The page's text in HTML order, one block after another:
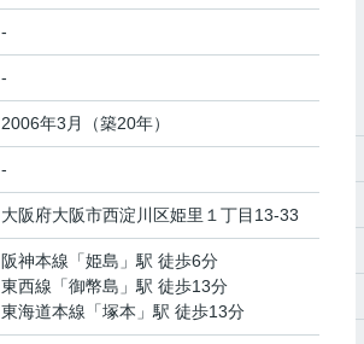
-
-
2006年3月（築20年）
-
大阪府大阪市西淀川区姫里 １丁目13-33
阪神本線 「姫島 」駅 徒歩6分
東西線 「御幣島 」駅 徒歩13分
東海道本線 「塚本 」駅 徒歩13分